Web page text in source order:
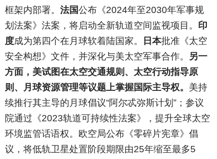
框架内部署。 法国公布《2024年至2030年军事规
划法案》法案，将启动全新轨道空间监视项目。 印
度成为第四个在月球软着陆国家。 日本批准《太空
安全构想》文件，并深化与美太空军事合作。
另一
方面，美试图在太空交通规则、太空行动指导原
则、月球资源管理等议题上掌握国际主导权。 美持
续推行其主导的月球倡议“阿尔忒弥斯计划”；参议
院通过《2023轨道可持续性法案》，提升全球太空
环境监管话语权。欧空局公布《零碎片宪章》倡
议，将低轨卫星处置阶段期限由25年缩至最多5